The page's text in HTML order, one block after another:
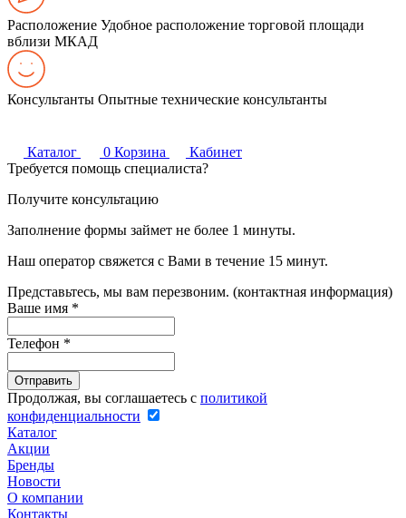
Расположение Удобное расположение торговой площади
вблизи МКАД
Консультанты Опытные технические консультанты
Каталог 0 Корзина
Кабинет
Требуется помощь специалиста?
Получите консультацию
Заполнение формы займет не более 1 минуты.
Наш оператор свяжется с Вами в течение 15 минут.
Представьтесь, мы вам перезвоним. (контактная информация)
Ваше имя *
Телефон *
Продолжая, вы соглашаетесь с политикой
конфиденциальности
Каталог
Акции
Бренды
Новости
О компании
Контакты